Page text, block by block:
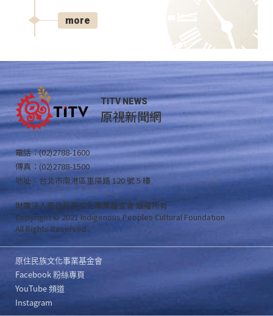
more
TITV NEWS
原視新聞網
電話：(02)2788-1600
傳真：(02)2788-1500
地址：台北市南港區重陽路 120 號 5 樓
財團法人原住民族文化事業基金會 版權所有
Copyright © 2021 Indigenous Peoples Cultural Foundation
All Rights Reserved .
原住民族文化事業基金會
Facebook 粉絲專頁
YouTube 頻道
Instagram